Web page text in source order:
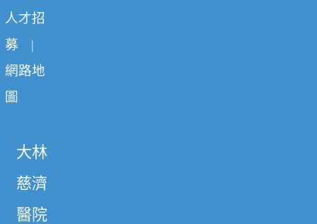
人才招
募 |
網路地
圖
大林
慈濟
醫院